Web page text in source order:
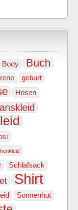
Body Buch
geburt
Hosen
Schlafsack
Shirt
Sonnenhut